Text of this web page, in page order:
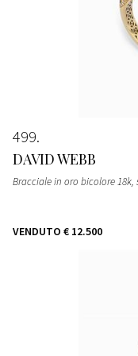
499
DAVID WEBB
Bracciale in oro bicolore
VENDUTO € 12.500